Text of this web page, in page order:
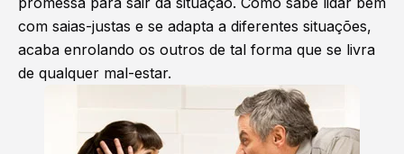
com saias-justas e se adapta a diferentes situações,
acaba enrolando os outros de tal forma que se livra
de qualquer mal-estar.